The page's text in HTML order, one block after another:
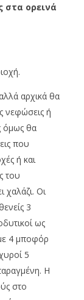
στα ορεινά
αρχικά θα
νεφώσεις ή
όμως θα
που
ή και
του
χαλάζι. Οι
3
ως
με 4 μποφόρ
5
Η
στο